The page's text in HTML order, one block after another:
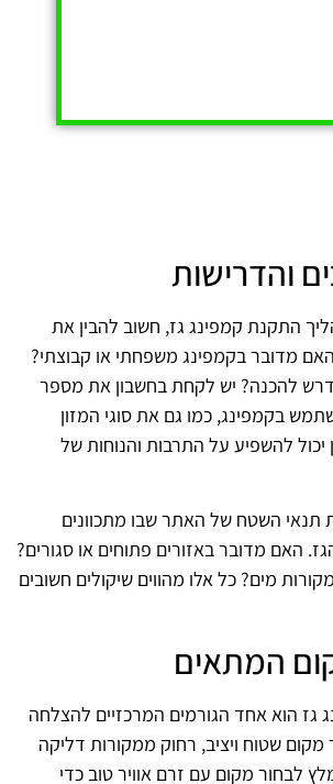
והדרישות
התקנת קמפינג גז, חשוב להבין את
מדובר בקמפינג משפחתי או קבוצתי?
להכנה? יש לקחת בחשבון את מספר
בקמפינג, כמו גם את סוגי המזון
יכול להשפיע על התרבות והנוחות של
תנאי השטח של האתר שבו מתכוונים
האם מדובר באזורים פתוחים או סגורים?
מים? כל אלו מהווים שיקולים חשובים
המתאים
גז הוא אחד הגורמים המרכזיים להצלחה
שטוח ויציב, רחוק ממקורות דליקה
לבחור מקום עם זרם אוויר טוב כדי